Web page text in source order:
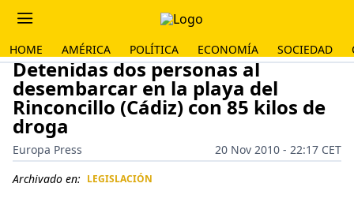
HOME AMÉRICA POLÍTICA ECONOMÍA SOCIEDAD
Detenidas dos personas al
desembarcar en la playa del
Rinconcillo (Cádiz) con 85 kilos de
droga
Europa Press
20 Nov 2010 - 22:17 CET
Archivado en: LEGISLACIÓN